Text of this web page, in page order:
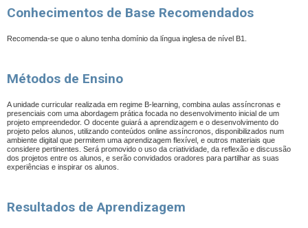
Conhecimentos de Base Recomendados
Recomenda-se que o aluno tenha domínio da língua inglesa de nível B1.
Métodos de Ensino
A unidade curricular realizada em regime B-learning, combina aulas assíncronas e
presenciais com uma abordagem prática focada no desenvolvimento inicial de um
projeto empreendedor. O docente guiará a aprendizagem e o desenvolvimento do
projeto pelos alunos, utilizando conteúdos online assíncronos, disponibilizados num
ambiente digital que permitem uma aprendizagem flexível, e outros materiais que
considere pertinentes. Será promovido o uso da criatividade, da reflexão e discussão
dos projetos entre os alunos, e serão convidados oradores para partilhar as suas
experiências e inspirar os alunos.
Resultados de Aprendizagem